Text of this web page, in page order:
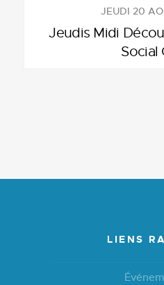
JEUDI 20
Jeudis Midi
Social
LIENS